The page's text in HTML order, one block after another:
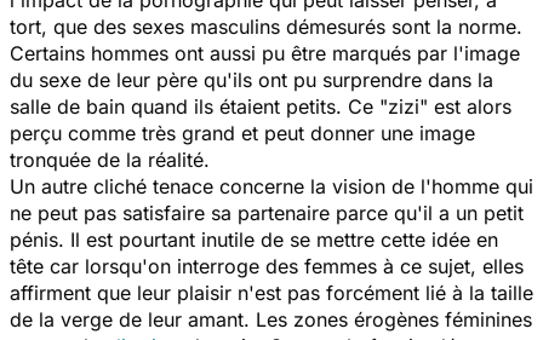
tort, que des sexes masculins démesurés sont la norme.
Certains hommes ont aussi pu être marqués par l'image
du sexe de leur père qu'ils ont pu surprendre dans la
salle de bain quand ils étaient petits. Ce "zizi" est alors
perçu comme très grand et peut donner une image
tronquée de la réalité.
Un autre cliché tenace concerne la vision de l'homme qui
ne peut pas satisfaire sa partenaire parce qu'il a un petit
pénis. Il est pourtant inutile de se mettre cette idée en
tête car lorsqu'on interroge des femmes à ce sujet, elles
affirment que leur plaisir n'est pas forcément lié à la taille
de la verge de leur amant. Les zones érogènes féminines